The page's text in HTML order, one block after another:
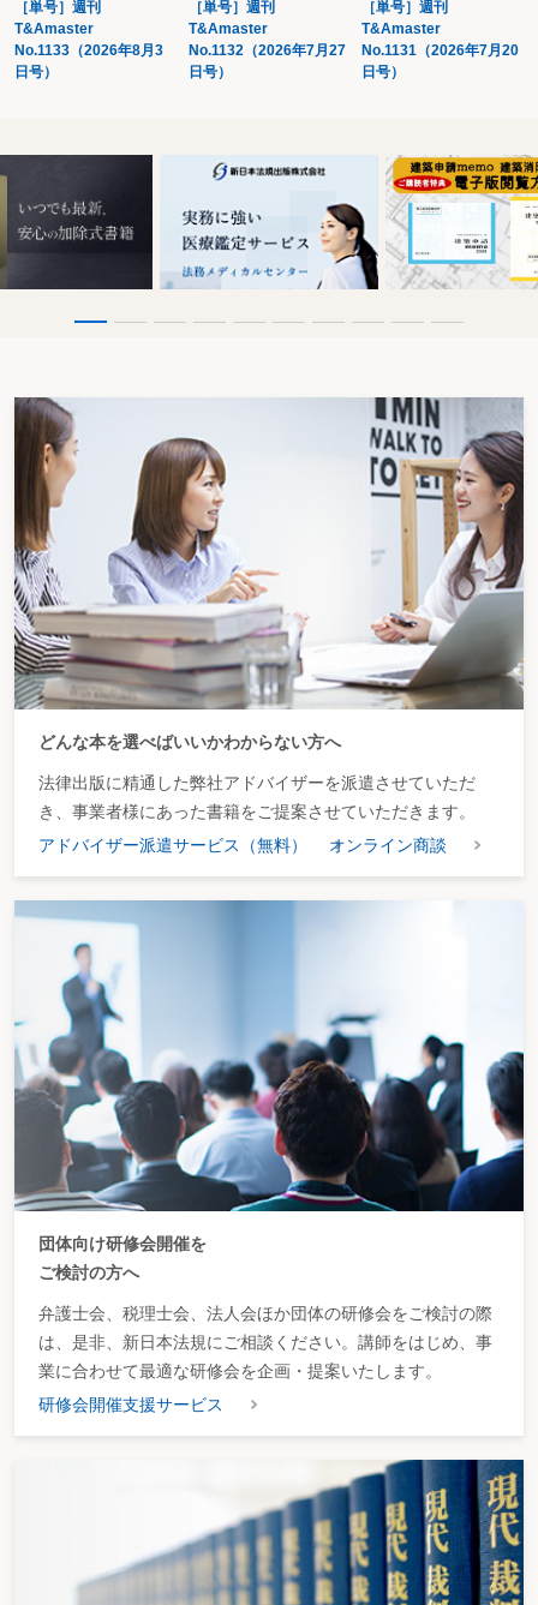
１ 成年後見人の選任
（1）成年後見人が必要となる場合
（2）後見開始申立手続
（3）成年後見人の職務・権限
（2）未成年後見人選任申立手続
３ 特別代理人の選任
（1）特別代理人が必要となる場合
（2）特別代理人選任申立手続
（3）特別代理人の職務・権限
（1）不在者の財産管理人が必要となる場合
（1）相続財産管理人が必要となる場合
（2）相続財産管理人選任申立手続
（3）相続財産管理人の職務・権限
（4）清 算
第３ 相続の放棄等を検討する
〈フローチャート～相続放棄・限定承認〉
１ 相続放棄・限定承認の選択
（1）必要書類の収集、相続財産および負債の把握
（2）相続財産の管理
（3）相続放棄・限定承認の選択
２ 相続放棄の申述
（1）相続放棄の申述人
（2）相続放棄の効果
（3）相続放棄申述手続
３ 限定承認の申述
（1）限定承認の申述人
（2）限定承認の効果
（3）限定承認申述手続
（4）相続債権者・受遺者に対する公告および催告
（5）相続財産の管理・清算手続
４ 法定単純承認
（3）熟慮期間の経過
（4）相続財産の隠匿・消費など
■第４章 被相続人の確定申告
第１ 被相続人の所得を確定する
〈フローチャート～被相続人の所得の確定〉
１ 所得の把握
（1）所得の種類と概要
（2）事業所得の計算
（3）届出書の提出
【参考書式１０】 個人事業の開業・廃業等届出書
【参考書式１１】 個人事業者の死亡届出書
２ 所得控除の適用
所得控除の種類と概要
３ 税額控除の適用
第２ 準確定申告を行う
〈フローチャート～準確定申告〉
（1）資料収集
（2）各相続人情報調査
【参考書式１２】 死亡した者の平成○年分の所得税の確定申告書付表
【参考書式１３】 死亡した事業者の消費税及び地方消費税の確定申告明細書
２ 申告手続
【参考書式１４】 純損失の金額の繰戻しによる所得税の還付請求書
第１ 所得税に関する手続を行う
〈フローチャート～相続人の青色申告〉
［単号］週刊
T&Amaster
No.1133（2026年8月3
日号）
［単号］週刊
T&Amaster
No.1132（2026年7月27
日号）
［単号］週刊
T&Amaster
No.1131（2026年7月20
日号）
どんな本を選べばいいかわからない方へ
法律出版に精通した弊社アドバイザーを派遣させていただ
き、事業者様にあった書籍をご提案させていただきます。
アドバイザー派遣サービス（無料）
オンライン商談
団体向け研修会開催を
ご検討の方へ
弁護士会、税理士会、法人会ほか団体の研修会をご検討の際
は、是非、新日本法規にご相談ください。講師をはじめ、事
業に合わせて最適な研修会を企画・提案いたします。
研修会開催支援サービス